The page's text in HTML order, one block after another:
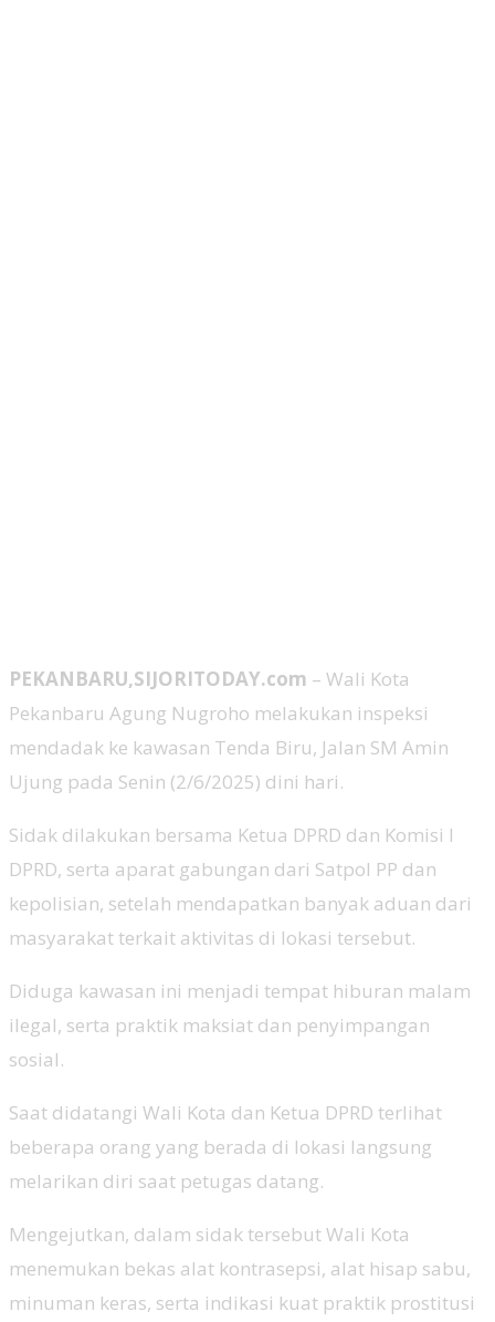
PEKANBARU,SIJORITODAY.com – Wali Kota
Pekanbaru Agung Nugroho melakukan inspeksi
mendadak ke kawasan Tenda Biru, Jalan SM Amin
Ujung pada Senin (2/6/2025) dini hari.
Sidak dilakukan bersama Ketua DPRD dan Komisi I
DPRD, serta aparat gabungan dari Satpol PP dan
kepolisian, setelah mendapatkan banyak aduan dari
masyarakat terkait aktivitas di lokasi tersebut.
Diduga kawasan ini menjadi tempat hiburan malam
ilegal, serta praktik maksiat dan penyimpangan
sosial.
Saat didatangi Wali Kota dan Ketua DPRD terlihat
beberapa orang yang berada di lokasi langsung
melarikan diri saat petugas datang.
Mengejutkan, dalam sidak tersebut Wali Kota
menemukan bekas alat kontrasepsi, alat hisap sabu,
minuman keras, serta indikasi kuat praktik prostitusi